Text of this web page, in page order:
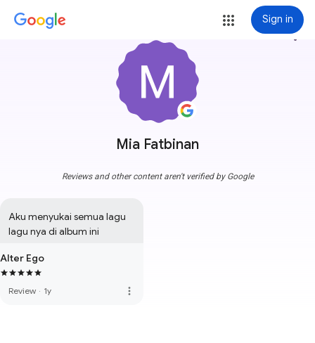
Sign in
Mia Fatbinan
more_vert
Reviews and other content aren't verified by Google
Aku menyukai semua lagu
lagu nya di album ini
Alter Ego
Review · 1y more_vert